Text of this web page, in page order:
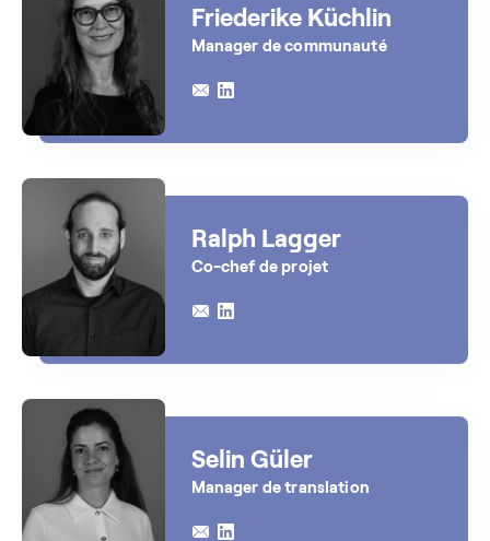
Friederike Küchlin
Manager de communauté
Ralph Lagger
Co-chef de projet
Selin Güler
Manager de translation